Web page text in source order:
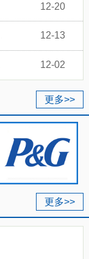
12-20
12-13
12-02
更多>>
更多>>